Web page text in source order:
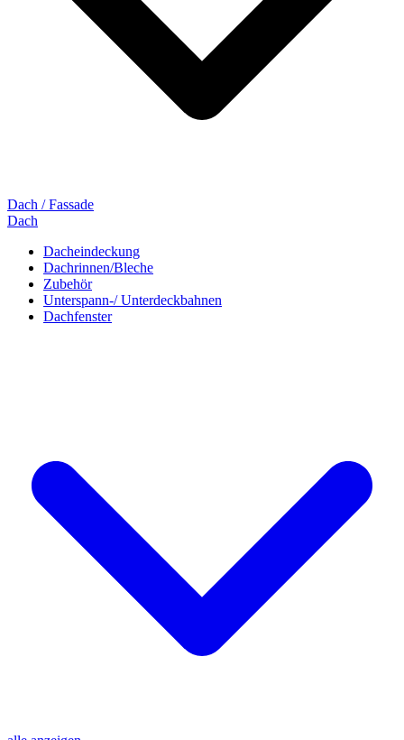
Dach / Fassade
Dach
Dacheindeckung
Dachrinnen/Bleche
Zubehör
Unterspann-/ Unterdeckbahnen
Dachfenster